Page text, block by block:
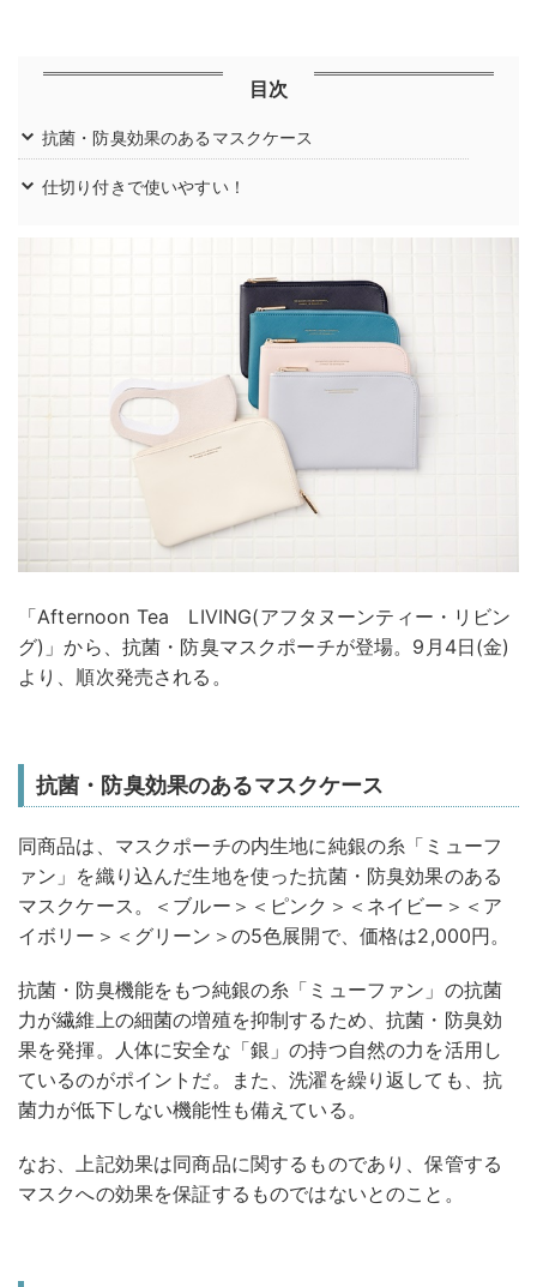
目次
抗菌・防臭効果のあるマスクケース
仕切り付きで使いやすい！
「Afternoon Tea LIVING(アフタヌーンティー・リビン
グ)」から、抗菌・防臭マスクポーチが登場。9月4日(金)
より、順次発売される。
抗菌・防臭効果のあるマスクケース
同商品は、マスクポーチの内生地に純銀の糸「ミューフ
ァン」を織り込んだ生地を使った抗菌・防臭効果のある
マスクケース。＜ブルー＞＜ピンク＞＜ネイビー＞＜ア
イボリー＞＜グリーン＞の5色展開で、価格は2,000円。
抗菌・防臭機能をもつ純銀の糸「ミューファン」の抗菌
力が繊維上の細菌の増殖を抑制するため、抗菌・防臭効
果を発揮。人体に安全な「銀」の持つ自然の力を活用し
ているのがポイントだ。また、洗濯を繰り返しても、抗
菌力が低下しない機能性も備えている。
なお、上記効果は同商品に関するものであり、保管する
マスクへの効果を保証するものではないとのこと。